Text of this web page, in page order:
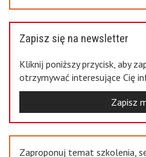
Zapisz się na newsletter
Kliknij poniższy przycisk, aby
otrzymywać interesujące Cię
Zapisz
Zaproponuj temat szkolenia,